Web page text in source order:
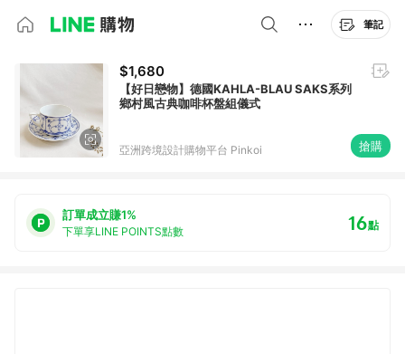
筆記
$1,680
【好日戀物】德國KAHLA-BLAU SAKS系列
鄉村風古典咖啡杯盤組儀式
亞洲跨境設計購物平台 Pinkoi 搶購
訂單成立賺1%
下單享LINE POINTS點數 16點